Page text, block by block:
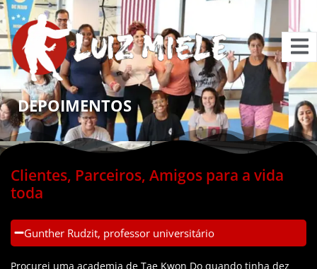
DEPOIMENTOS
Clientes, Parceiros, Amigos para a vida
toda
Gunther Rudzit, professor universitário
Procurei uma academia de Tae Kwon Do quando tinha dez